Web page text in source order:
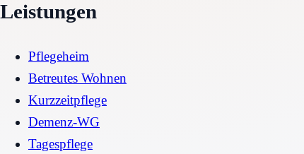
Leistungen
Pflegeheim
Betreutes Wohnen
Kurzzeitpflege
Demenz-WG
Tagespflege